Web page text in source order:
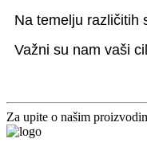
Na temelju različitih
Važni su nam vaši
Za upite o našim